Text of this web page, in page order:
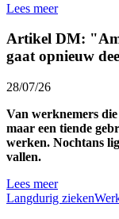
Lees meer
Artikel DM:
gaat opnieuw
28/07/26
Van werknemers
maar een tiende
werken. Nochtans
vallen.
Lees meer
Langdurig zieken